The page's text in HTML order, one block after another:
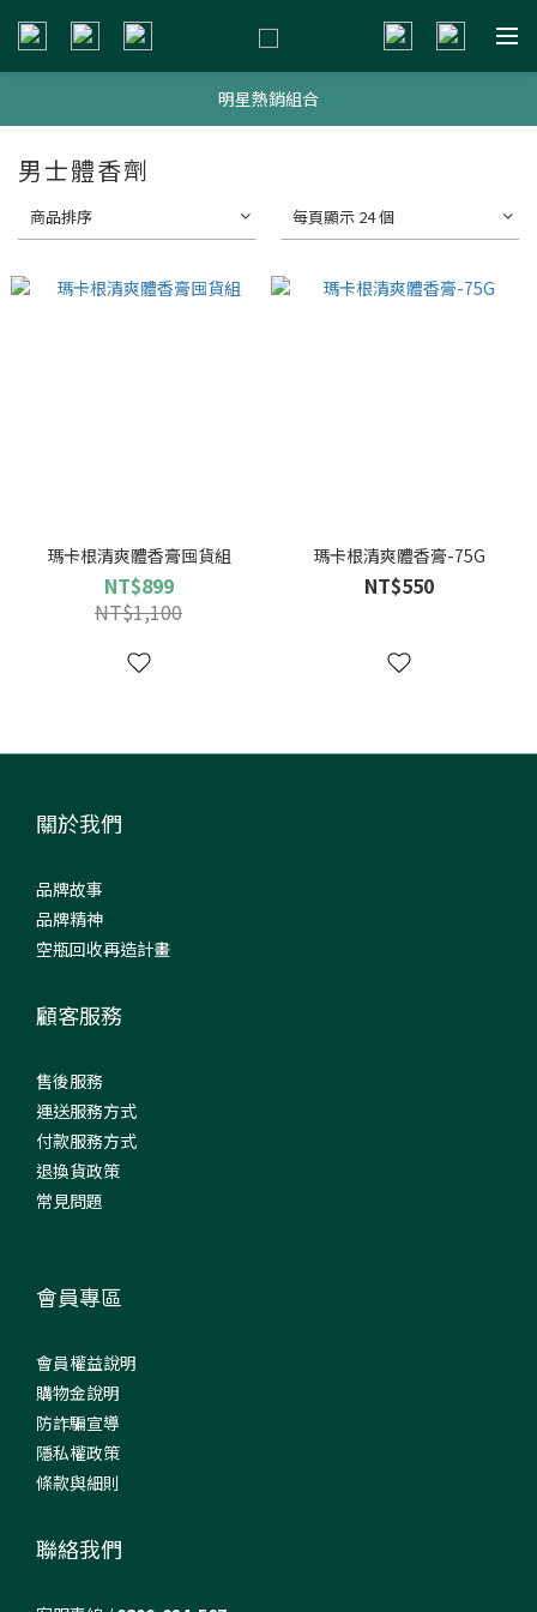
新會員贈$200購物金
新會員贈$200購物金
明星熱銷組合
男士體香劑
商品排序 每頁顯示 24 個
瑪卡根清爽體香膏囤貨組
NT$899
NT$1,100
瑪卡根清爽體香膏-75G
NT$550
關於我們
品牌故事
品牌精神
空瓶回收再造計畫
顧客服務
售後服務
運送服務方式
付款服務方式
退換貨政策
常見問題
會員專區
會員權益說明
購物金說明
防詐騙宣導
隱私權政策
條款與細則
聯絡我們